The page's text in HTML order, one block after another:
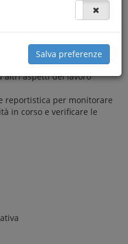
nuovo programma
immobili, prenotazioni,
altri aspetti del lavoro
reportistica per monitorare
in corso e verificare le
Salva preferenze